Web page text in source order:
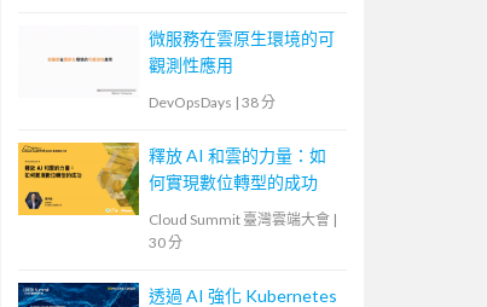
微服務在雲原生環境的可
觀測性應用
DevOpsDays | 38 分
釋放 AI 和雲的力量：如
何實現數位轉型的成功
Cloud Summit 臺灣雲端大會 |
30 分
透過 AI 強化 Kubernetes